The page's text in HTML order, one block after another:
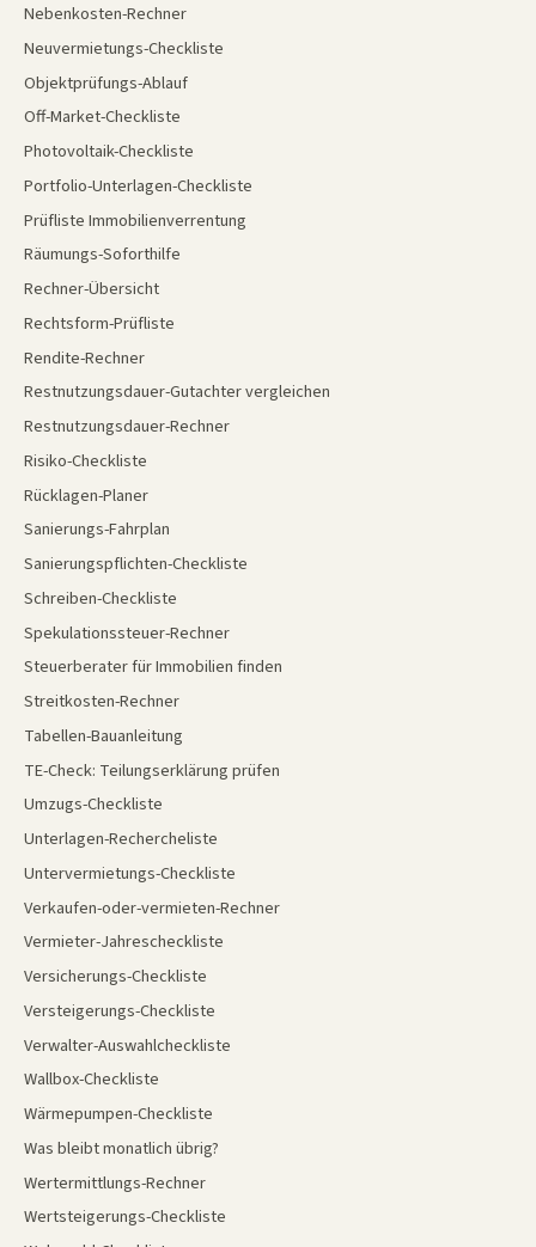
Nebenkosten-Rechner
Neuvermietungs-Checkliste
Objektprüfungs-Ablauf
Off-Market-Checkliste
Photovoltaik-Checkliste
Portfolio-Unterlagen-Checkliste
Prüfliste Immobilienverrentung
Räumungs-Soforthilfe
Rechner-Übersicht
Rechtsform-Prüfliste
Rendite-Rechner
Restnutzungsdauer-Gutachter vergleichen
Restnutzungsdauer-Rechner
Risiko-Checkliste
Rücklagen-Planer
Sanierungs-Fahrplan
Sanierungspflichten-Checkliste
Schreiben-Checkliste
Spekulationssteuer-Rechner
Steuerberater für Immobilien finden
Streitkosten-Rechner
Tabellen-Bauanleitung
TE-Check: Teilungserklärung prüfen
Umzugs-Checkliste
Unterlagen-Rechercheliste
Untervermietungs-Checkliste
Verkaufen-oder-vermieten-Rechner
Vermieter-Jahrescheckliste
Versicherungs-Checkliste
Versteigerungs-Checkliste
Verwalter-Auswahlcheckliste
Wallbox-Checkliste
Wärmepumpen-Checkliste
Was bleibt monatlich übrig?
Wertermittlungs-Rechner
Wertsteigerungs-Checkliste